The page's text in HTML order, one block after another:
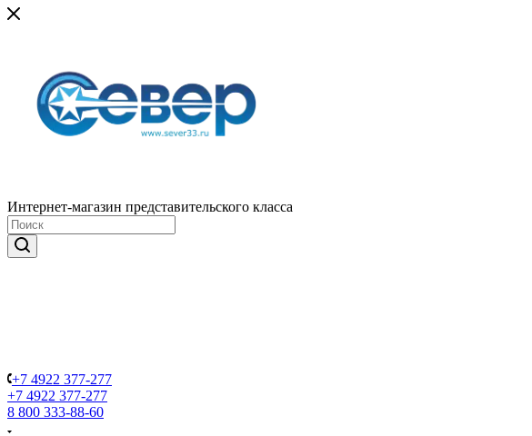
Интернет-магазин представительского класса
+7 4922 377-277
+7 4922 377-277
8 800 333-88-60